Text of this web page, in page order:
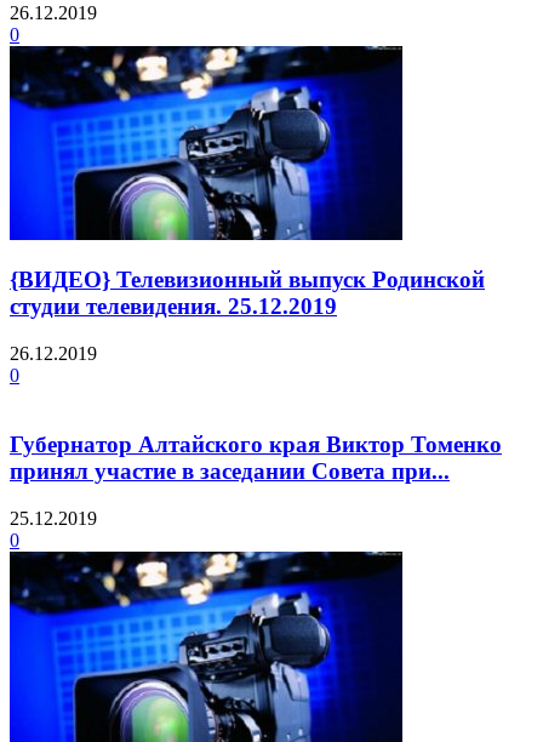
26.12.2019
0
{ВИДЕО} Телевизионный выпуск Родинской
студии телевидения. 25.12.2019
26.12.2019
0
Губернатор Алтайского края Виктор Томенко
принял участие в заседании Совета при...
25.12.2019
0